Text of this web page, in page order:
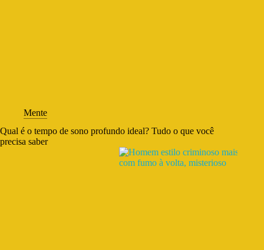
Mente
Qual é o tempo de sono profundo ideal? Tudo o que você
precisa saber